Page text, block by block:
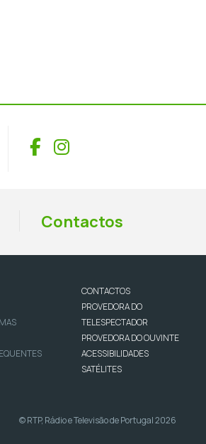
Facebook
Instagram
Contactos
CONTACTOS
PROVEDORA DO
TELESPECTADOR
PROVEDORA DO OUVINTE
ACESSIBILIDADES
SATÉLITES
© RTP, Rádio e Televisão de Portugal 2026